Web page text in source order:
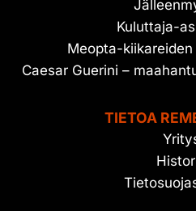
Kuluttaja-
Meopta-
Caesar Guerini –
TIETOA